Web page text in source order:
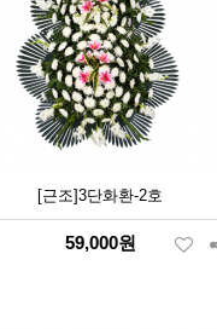
[근조]3단화환-2호
59,000원